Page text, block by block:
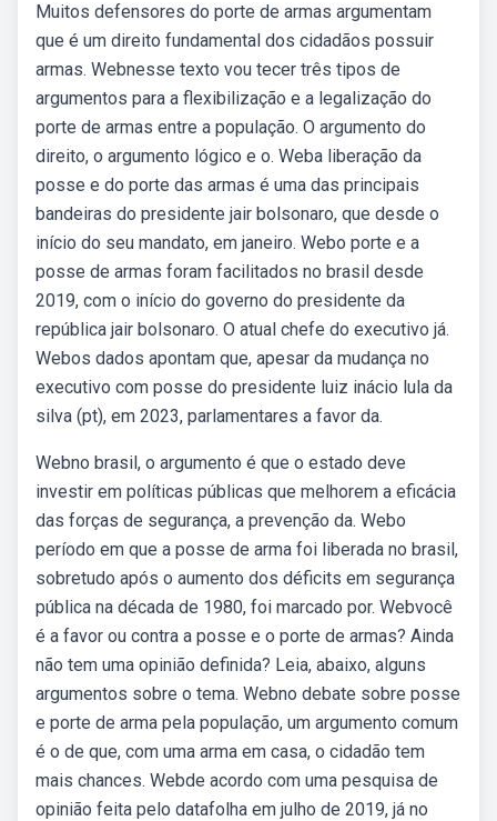
Muitos defensores do porte de armas argumentam
que é um direito fundamental dos cidadãos possuir
armas. Webnesse texto vou tecer três tipos de
argumentos para a flexibilização e a legalização do
porte de armas entre a população. O argumento do
direito, o argumento lógico e o. Weba liberação da
posse e do porte das armas é uma das principais
bandeiras do presidente jair bolsonaro, que desde o
início do seu mandato, em janeiro. Webo porte e a
posse de armas foram facilitados no brasil desde
2019, com o início do governo do presidente da
república jair bolsonaro. O atual chefe do executivo já.
Webos dados apontam que, apesar da mudança no
executivo com posse do presidente luiz inácio lula da
silva (pt), em 2023, parlamentares a favor da.
Webno brasil, o argumento é que o estado deve
investir em políticas públicas que melhorem a eficácia
das forças de segurança, a prevenção da. Webo
período em que a posse de arma foi liberada no brasil,
sobretudo após o aumento dos déficits em segurança
pública na década de 1980, foi marcado por. Webvocê
é a favor ou contra a posse e o porte de armas? Ainda
não tem uma opinião definida? Leia, abaixo, alguns
argumentos sobre o tema. Webno debate sobre posse
e porte de arma pela população, um argumento comum
é o de que, com uma arma em casa, o cidadão tem
mais chances. Webde acordo com uma pesquisa de
opinião feita pelo datafolha em julho de 2019, já no